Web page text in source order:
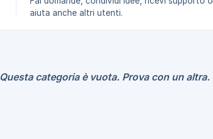
aiuta anche altri utenti.
Questa categoria è vuota. Prova con un altra.